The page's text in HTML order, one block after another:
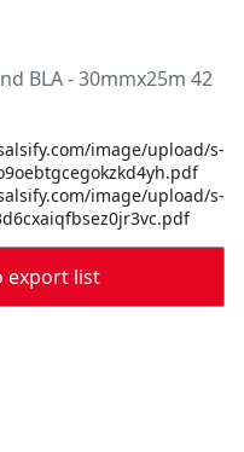
BLA - 30mmx25m 42
image/upload/s-
image/upload/s-
export list